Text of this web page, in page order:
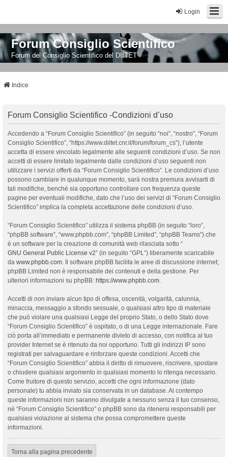
Login
Forum Consiglio Scientifico
Forum del Consiglio Scientifico del DIITET
Indice
Forum Consiglio Scientifico -Condizioni d’uso
Accedendo a “Forum Consiglio Scientifico” (in seguito “noi”, “nostro”, “Forum
Consiglio Scientifico”, “https://www.diitet.cnr.it/forum/forum_cs”), l’utente
accetta di essere vincolato legalmente alle seguenti condizioni d’uso. Se non
accetti di essere limitato legalmente dalle condizioni d’uso seguenti non
utilizzare i servizi offerti da “Forum Consiglio Scientifico”. Le condizioni d’uso
possono cambiare in qualunque momento, sarà nostra premura avvisarti di
tali modifiche, benché sia opportuno controllare con frequenza queste
pagine per eventuali modifiche, dato che l’uso dei servizi di “Forum Consiglio
Scientifico” implica la completa accettazione delle condizioni d’uso.
“Forum Consiglio Scientifico” utilizza il sistema phpBB (in seguito “loro”,
“phpBB software”, “www.phpbb.com”, “phpBB Limited”, “phpBB Teams”) che
è un software per la creazione di comunità web rilasciata sotto “
GNU General Public License v2” (in seguito “GPL”) liberamente scaricabile
da www.phpbb.com. Il software phpBB facilita le aree di discussione internet;
phpBB Limited non è responsabile dei contenuti e della gestione. Per
ulteriori informazioni su phpBB: https://www.phpbb.com.
Accetti di non inviare alcun tipo di offesa, oscenità, volgarità, calunnia,
minaccia, messaggio a sfondo sessuale, o qualsiasi altro tipo di materiale
che può violare una qualsiasi Legge del proprio Stato, o dello Stato dove
“Forum Consiglio Scientifico” è ospitato, o di una Legge internazionale. Fare
ciò porta all’immediato e permanente divieto di accesso, con notifica al tuo
provider Internet se è ritenuto da noi opportuno. Tutti gli indirizzi IP sono
registrati per salvaguardare e rinforzare queste condizioni. Accetti che
“Forum Consiglio Scientifico” abbia il diritto di rimuovere, riscrivere, spostare
o chiudere qualsiasi argomento in qualsiasi momento lo ritenga necessario.
Come fruitore di questo servizio, accetti che ogni informazione (dato
personale) tu abbia inviato sia conservata in un database. Al contempo
queste informazioni non saranno divulgate a nessuno senza il tuo consenso,
né “Forum Consiglio Scientifico” o phpBB sono da ritenersi responsabili per
qualsiasi violazione al sistema che possa compromettere queste
informazioni.
Torna alla pagina precedente